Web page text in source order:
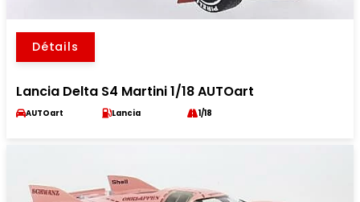
Détails
Lancia Delta S4 Martini 1/18 AUTOart
AUTOart Lancia 1/18